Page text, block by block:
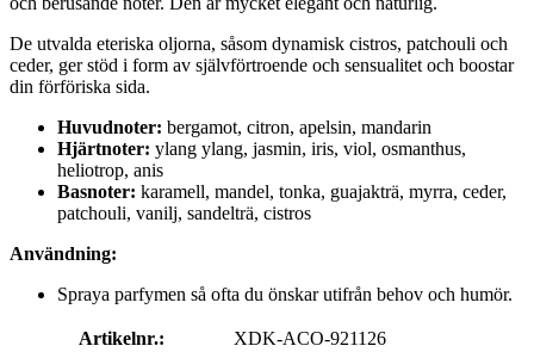
De utvalda eteriska oljorna, såsom dynamisk cistros, patchouli och
ceder, ger stöd i form av självförtroende och sensualitet och boostar
din förföriska sida.
Huvudnoter: bergamot, citron, apelsin, mandarin
Hjärtnoter: ylang ylang, jasmin, iris, viol, osmanthus,
heliotrop, anis
Basnoter: karamell, mandel, tonka, guajakträ, myrra, ceder,
patchouli, vanilj, sandelträ, cistros
Användning:
Spraya parfymen så ofta du önskar utifrån behov och humör.
Artikelnr.:
XDK-ACO-921126